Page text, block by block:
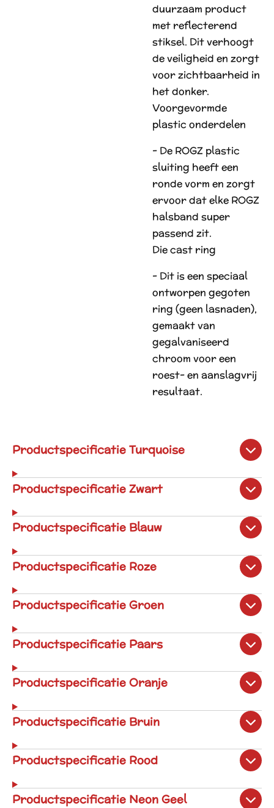
duurzaam product
met reflecterend
stiksel. Dit verhoogt
de veiligheid en zorgt
voor zichtbaarheid in
het donker.
Voorgevormde
plastic onderdelen
- De ROGZ plastic
sluiting heeft een
ronde vorm en zorgt
ervoor dat elke ROGZ
halsband super
passend zit.
Die cast ring
- Dit is een speciaal
ontworpen gegoten
ring (geen lasnaden),
gemaakt van
gegalvaniseerd
chroom voor een
roest- en aanslagvrij
resultaat.
Productspecificatie Turquoise
Productspecificatie Zwart
Productspecificatie Blauw
Productspecificatie Roze
Productspecificatie Groen
Productspecificatie Paars
Productspecificatie Oranje
Productspecificatie Bruin
Productspecificatie Rood
Productspecificatie Neon Geel